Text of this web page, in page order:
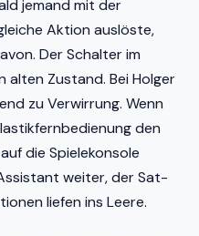
jemand mit der
Aktion auslöste,
Der Schalter im
Zustand. Bei Holger
zu Verwirrung. Wenn
den
die Spielekonsole
weiter, der Sat-
liefen ins Leere.